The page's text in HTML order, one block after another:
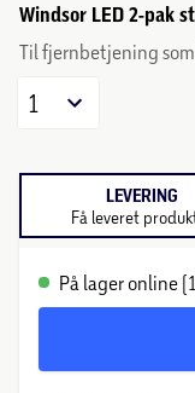
Windsor LED 2-pak
Til fjernbetjening
1
LEVERING
Få leveret
På lager online